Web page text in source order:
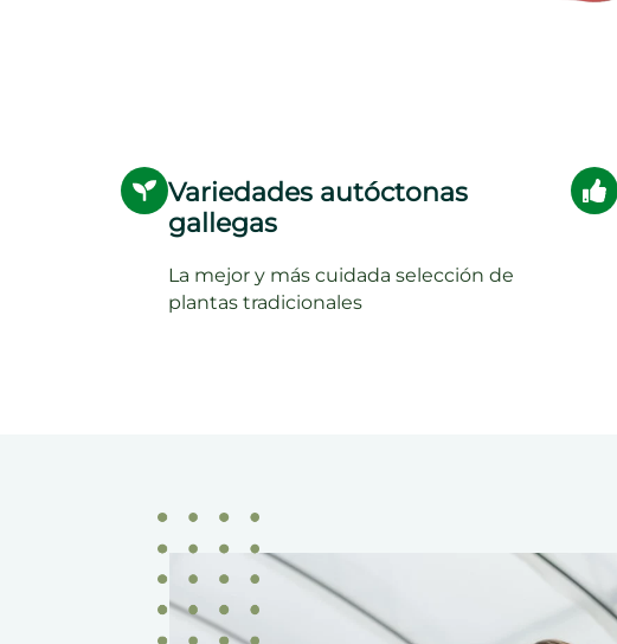
Variedades autóctonas
gallegas
La mejor y más cuidada selección de
plantas tradicionales